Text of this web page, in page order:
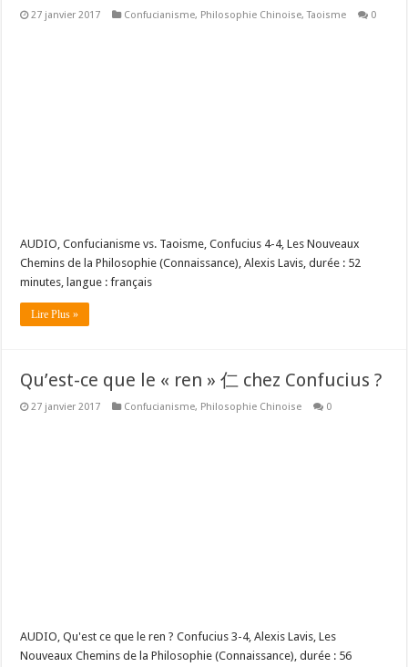
27 janvier 2017 Confucianisme, Philosophie Chinoise,Taoisme 0
AUDIO, Confucianisme vs. Taoisme, Confucius 4-4, Les Nouveaux
Chemins de la Philosophie (Connaissance), Alexis Lavis, durée : 52
minutes, langue : français
Lire Plus »
Qu’est-ce que le « ren » 仁 chez Confucius ?
27 janvier 2017 Confucianisme, Philosophie Chinoise 0
AUDIO, Qu'est ce que le ren ? Confucius 3-4, Alexis Lavis, Les
Nouveaux Chemins de la Philosophie (Connaissance), durée : 56